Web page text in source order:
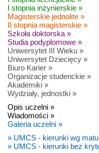
I stopnia inżynierskie »
Magisterskie jednolite »
II stopnia magisterskie »
Szkoła doktorska »
Studia podyplomowe »
Uniwersytet III Wieku »
Uniwersytet Dziecięcy »
Biuro Karier »
Organizacje studenckie »
Akademiki »
Wydziały, jednostki »
Opis uczelni »
Wiadomości »
Galeria uczelni »
» UMCS - kierunki wg
» UMCS - kierunki bez